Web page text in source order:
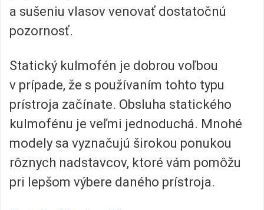
a sušeniu vlasov venovať dostatočnú
pozornosť.
Statický kulmofén je dobrou voľbou
v prípade, že s používaním tohto typu
prístroja začínate. Obsluha statického
kulmofénu je veľmi jednoduchá. Mnohé
modely sa vyznačujú širokou ponukou
rôznych nadstavcov, ktoré vám pomôžu
pri lepšom výbere daného prístroja.